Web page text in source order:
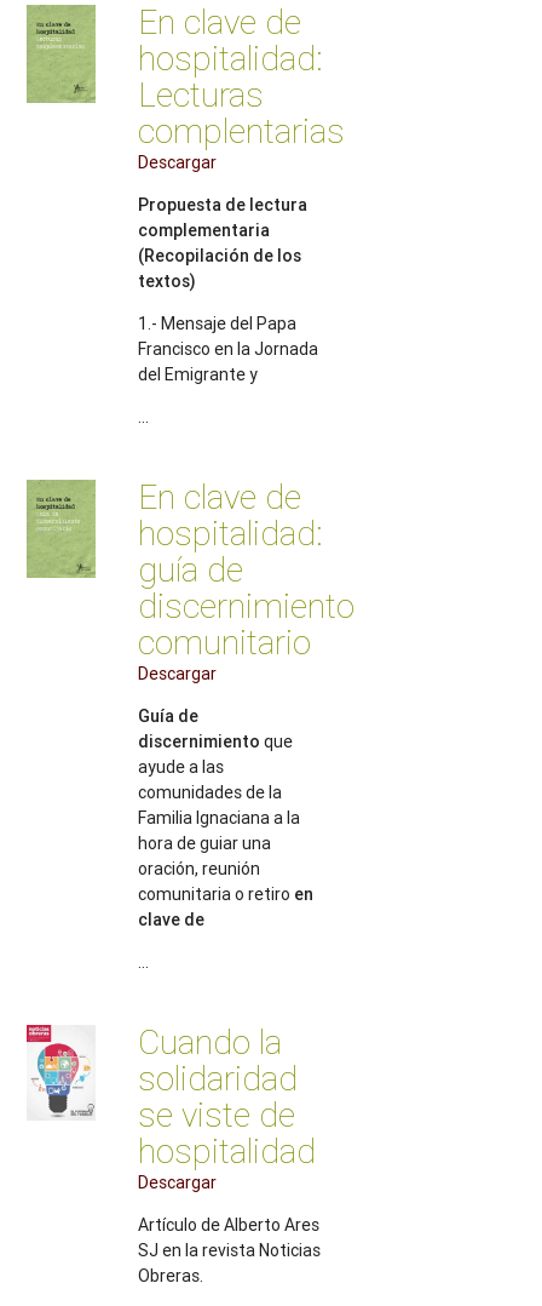
En clave de
hospitalidad:
Lecturas
complentarias
Descargar
Propuesta de lectura
complementaria
(Recopilación de los
textos)
1.- Mensaje del Papa
Francisco en la Jornada
del Emigrante y
...
En clave de
hospitalidad:
guía de
discernimiento
comunitario
Descargar
Guía de
discernimiento que
ayude a las
comunidades de la
Familia Ignaciana a la
hora de guiar una
oración, reunión
comunitaria o retiro en
clave de
...
Cuando la
solidaridad
se viste de
hospitalidad
Descargar
Artículo de Alberto Ares
SJ en la revista Noticias
Obreras.